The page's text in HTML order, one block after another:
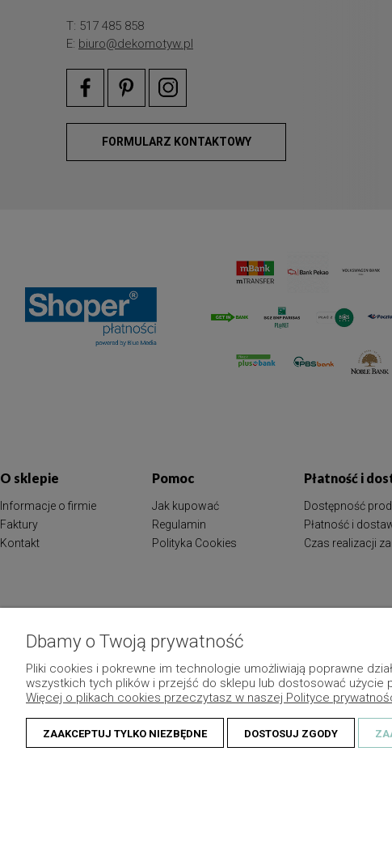
T: 517 485 858
E: biuro@dekomotyw.pl
FORMULARZ KONTAKTOWY
O sklepie
Informacje o firmie
Faktury
Kontakt
Pomoc
Jak kupować
Regulamin
Polityka Cookies
Płatność i
Dostępność
Płatność i
Czas realizacji
Dbamy o Twoją prywatność
Pliki cookies i pokrewne im technologie umożliwiają poprawne
wszystkich tych plików i przejść do sklepu lub dostosować
Więcej o plikach cookies przeczytasz w naszej Polityce
ZAAKCEPTUJ TYLKO NIEZBĘDNE DOSTOSUJ ZGODY